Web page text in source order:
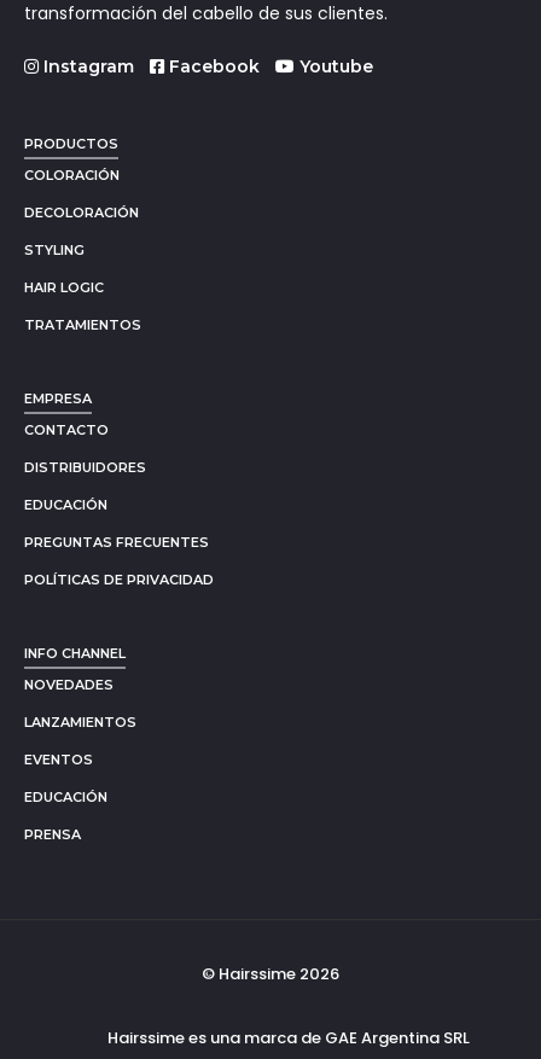
transformación del cabello de sus clientes.
Instagram Facebook Youtube
PRODUCTOS
COLORACIÓN
DECOLORACIÓN
STYLING
HAIR LOGIC
TRATAMIENTOS
EMPRESA
CONTACTO
DISTRIBUIDORES
EDUCACIÓN
PREGUNTAS FRECUENTES
POLÍTICAS DE PRIVACIDAD
INFO CHANNEL
NOVEDADES
LANZAMIENTOS
EVENTOS
EDUCACIÓN
PRENSA
© Hairssime 2026
Hairssime es una marca de GAE Argentina SRL